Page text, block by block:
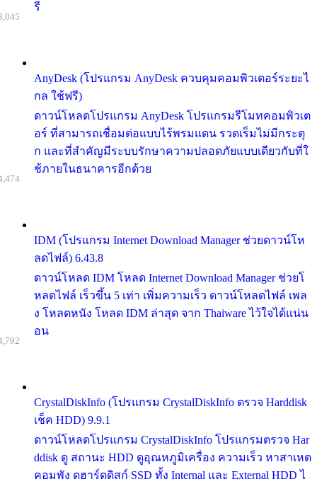
รี
AnyDesk (โปรแกรม AnyDesk ควบคุมคอมพิวเตอร์ระยะไ
กล ใช้ฟรี)
ดาวน์โหลดโปรแกรม AnyDesk โปรแกรมรีโมทคอมพิวเต
อร์ ที่สามารถเชื่อมต่อแบบไร้พรมแดน รวดเร็มไม่มีกระตุ
ก และที่สำคัญมีระบบรักษาความปลอดภัยแบบเดียวกับที่ใ
ช้ภายในธนาคารอีกด้วย
IDM (โปรแกรม Internet Download Manager ช่วยดาวน์โห
ลดไฟล์) 6.43.8
ดาวน์โหลด IDM โหลด Internet Download Manager ช่วยโ
หลดไฟล์ เร็วขึ้น 5 เท่า เพิ่มความเร็ว ดาวน์โหลดไฟล์ เพล
ง โหลดหนัง โหลด IDM ล่าสุด จาก Thaiware ไว้ใจได้แน่น
อน
CrystalDiskInfo (โปรแกรม CrystalDiskInfo ตรวจ Harddisk
เช็ค HDD) 9.9.1
ดาวน์โหลดโปรแกรม CrystalDiskInfo โปรแกรมตรวจ Har
ddisk ดู สถานะ HDD ดูอุณหภูมิเครื่อง ความเร็ว หาสาเหต
คอมพัง ดูฮาร์ดดิสก์ SSD ทั้ง Internal และ External HDD ไ